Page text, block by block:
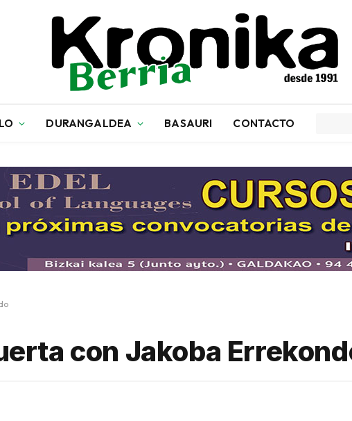
DURANGALDEA BASAURI CONTACTO
con Jakoba